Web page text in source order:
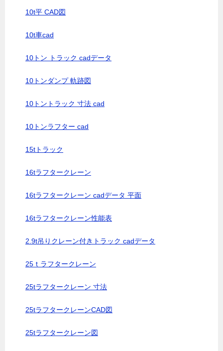
10t平 CAD図
10t車cad
10トン トラック cadデータ
10トンダンプ 軌跡図
10トントラック 寸法 cad
10トンラフター cad
15tトラック
16tラフタークレーン
16tラフタークレーン cadデータ 平面
16tラフタークレーン性能表
2.9t吊りクレーン付きトラック cadデータ
25ｔラフタークレーン
25tラフタークレーン 寸法
25tラフタークレーンCAD図
25tラフタークレーン図